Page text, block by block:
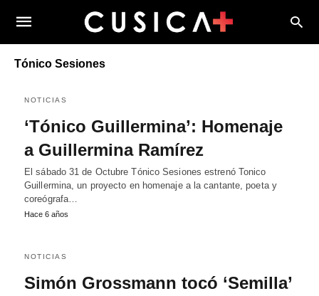
Tónico Sesiones
NOTICIAS
‘Tónico Guillermina’: Homenaje
a Guillermina Ramírez
El sábado 31 de Octubre Tónico Sesiones estrenó Tonico
Guillermina, un proyecto en homenaje a la cantante, poeta y
coreógrafa…
Hace 6 años
NOTICIAS
Simón Grossmann tocó ‘Semilla’